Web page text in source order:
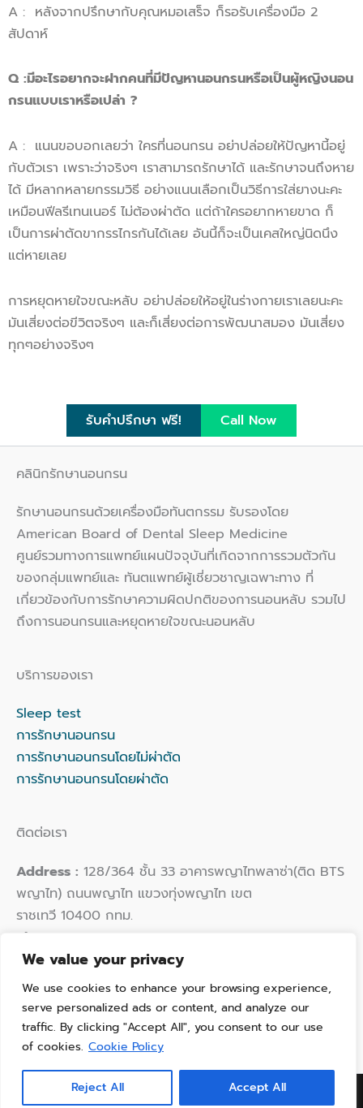
We value your privacy
We use cookies to enhance your browsing experience,
serve personalized ads or content, and analyze our
traffic. By clicking "Accept All", you consent to our use
of cookies. Cookie Policy
Reject All Accept All
A : หลังจากปรึกษากับคุณหมอเสร็จ ก็รอรับเครื่องมือ 2
สัปดาห์
Q :มีอะไรอยากจะฝากคนที่มีปัญหานอนกรนหรือเป็นผู้หญิงนอน
กรนแบบเราหรือเปล่า ?
A : แนนขอบอกเลยว่า ใครที่นอนกรน อย่าปล่อยให้ปัญหานี้อยู่
กับตัวเรา เพราะว่าจริงๆ เราสามารถรักษาได้ และรักษาจนถึงหาย
ได้ มีหลากหลายกรรมวิธี อย่างแนนเลือกเป็นวิธีการใส่ยางนะคะ
เหมือนฟีลรีเทนเนอร์ ไม่ต้องผ่าตัด แต่ถ้าใครอยากหายขาด ก็
เป็นการผ่าตัดขากรรไกรกันได้เลย อันนี้ก็จะเป็นเคสใหญ่นิดนึง
แต่หายเลย
การหยุดหายใจขณะหลับ อย่าปล่อยให้อยู่ในร่างกายเราเลยนะคะ
มันเสี่ยงต่อขีวิตจริงๆ และก็เสี่ยงต่อการพัฒนาสมอง มันเสี่ยง
ทุกๆอย่างจริงๆ
รับคำปรึกษา ฟรี! Call Now
คลินิกรักษานอนกรน
รักษานอนกรนด้วยเครื่องมือทันตกรรม รับรองโดย
American Board of Dental Sleep Medicine
ศูนย์รวมทางการแพทย์แผนปัจจุบันที่เกิดจากการรวมตัวกัน
ของกลุ่มแพทย์และ ทันตแพทย์ผู้เชี่ยวชาญเฉพาะทาง ที่
เกี่ยวข้องกับการรักษาความผิดปกติของการนอนหลับ รวมไป
ถึงการนอนกรนและหยุดหายใจขณะนอนหลับ
บริการของเรา
Sleep test
การรักษานอนกรน
การรักษานอนกรนโดยไม่ผ่าตัด
การรักษานอนกรนโดยผ่าตัด
ติดต่อเรา
Address : 128/364 ชั้น 33 อาคารพญาไทพลาซ่า(ติด BTS
พญาไท) ถนนพญาไท แขวงทุ่งพญาไท เขต
ราชเทวี 10400 กทม.
Phone :
Email :hello@thaisleepwellness.com
Copyright © 2026 Vitalsleep Clinic | Powered by VitalSleep
Cinic